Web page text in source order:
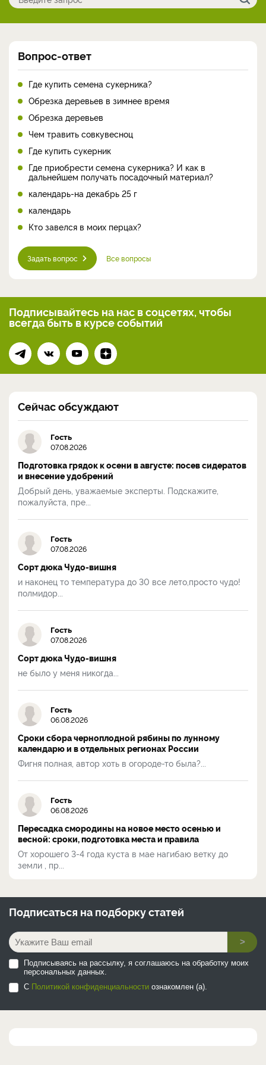
Вопрос-ответ
Где купить семена сукерника?
Обрезка деревьев в зимнее время
Обрезка деревьев
Чем травить совкувесноц
Где купить сукерник
Где приобрести семена сукерника? И как в
дальнейшем получать посадочный материал?
календарь-на декабрь 25 г
календарь
Кто завелся в моих перцах?
Задать вопрос Все вопросы
Подписывайтесь на нас в соцсетях, чтобы
всегдабыть в курсе событий
Сейчас обсуждают
Гость
07.08.2026
Подготовка грядок к осени в августе: посев сидератов
и внесение удобрений
Добрый день, уважаемые эксперты. Подскажите,
пожалуйста, пре...
Гость
07.08.2026
Сорт дюка Чудо-вишня
и наконец то температура до 30 все лето,просто чудо!
полмидор...
Гость
07.08.2026
Сорт дюка Чудо-вишня
не было у меня никогда...
Гость
06.08.2026
Сроки сбора черноплодной рябины по лунному
календарю и в отдельных регионах России
Фигня полная, автор хоть в огороде-то была?...
Гость
06.08.2026
Пересадка смородины на новое место осенью и
весной: сроки, подготовка места и правила
От хорошего 3-4 года куста в мае нагибаю ветку до
земли , пр...
Подписаться на подборку статей
>
Подписываясь на рассылку, я соглашаюсь на обработку моих
персональных данных.
С Политикой конфиденциальности ознакомлен (а).